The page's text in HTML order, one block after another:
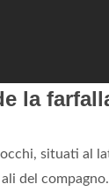
la
situati al
del